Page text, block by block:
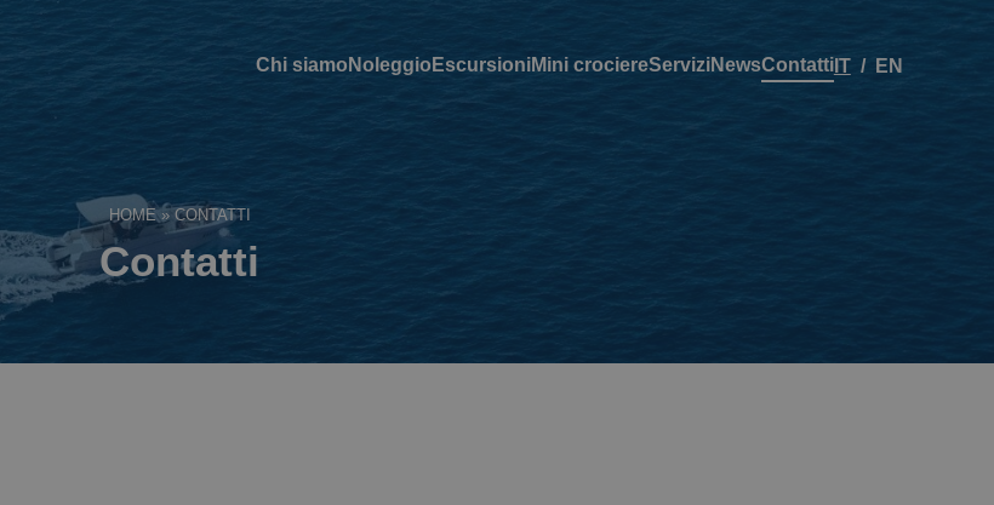
Chi siamo Noleggio EscursioniMini crociereServiziNewsContattiIT EN
HOME » CONTATTI
Contatti